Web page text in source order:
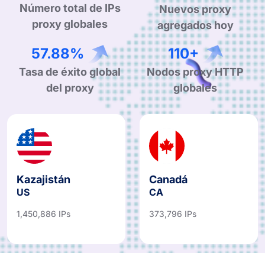
Número total de IPs
proxy globales
Nuevos proxy
agregados hoy
99.90%
Tasa de éxito global
del proxy
190+
Nodos proxy HTTP
globales
Kazajistán
US
1,450,886 IPs
Canadá
CA
373,796 IPs